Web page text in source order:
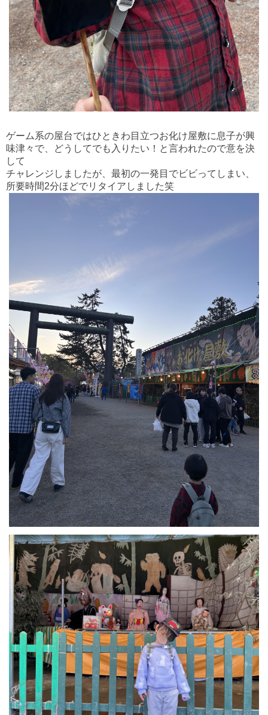
ゲーム系の屋台ではひときわ目立つお化け屋敷に息子が興
味津々で、どうしてでも入りたい！と言われたので意を決
して
チャレンジしましたが、最初の一発目でビビってしまい、
所要時間2分ほどでリタイアしました笑